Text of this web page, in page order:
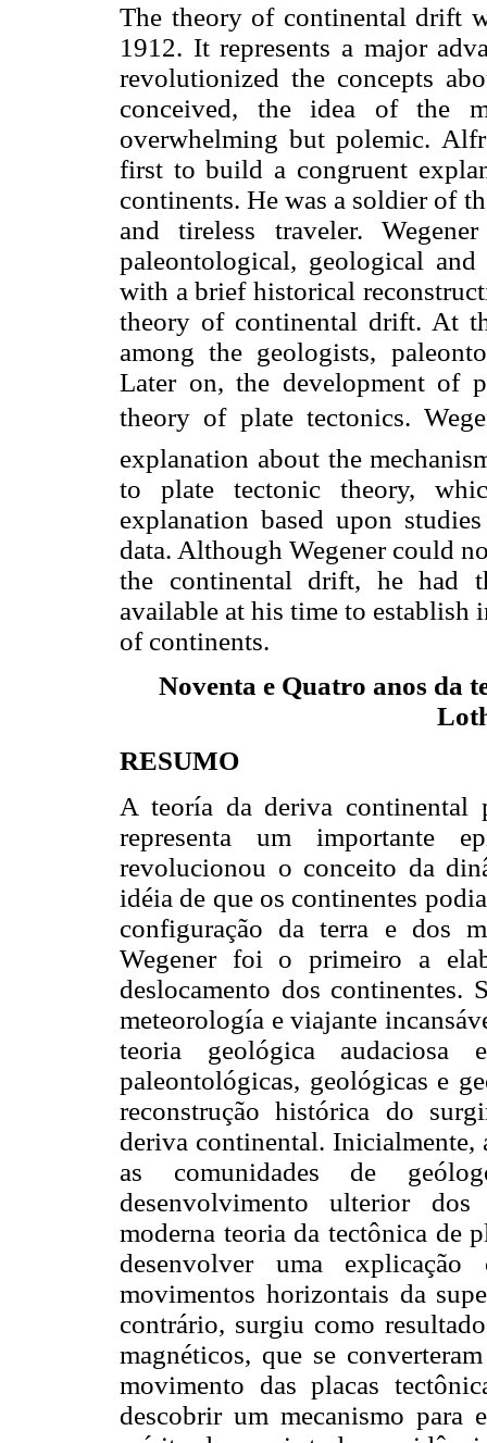
The theory of continental drift
1912. It represents a major
revolutionized the concepts
conceived, the idea of the
overwhelming but polemic.
first to build a congruent
continents. He was a soldier of
and tireless traveler.
paleontological, geological
with a brief historical
theory of continental drift. At
among the geologists,
Later on, the development of
theory of plate tectonics.
explanation about the
to plate tectonic theory,
explanation based upon
data. Although Wegener could
the continental drift, he had
available at his time to establish
of continents.
Noventa e Quatro anos da
RESUMO
A teoría da deriva continental
representa um importante
revolucionou o conceito da
idéia de que os continentes
configuração da terra e dos
Wegener foi o primeiro a
deslocamento dos continentes.
meteorología e viajante
teoria geológica
paleontológicas, geológicas e
reconstrução histórica do
deriva continental. Inicialmente,
as comunidades de
desenvolvimento ulterior dos
moderna teoria da tectônica de
desenvolver uma
movimentos horizontais da
contrário, surgiu como
magnéticos, que se
movimento das placas
descobrir um mecanismo para